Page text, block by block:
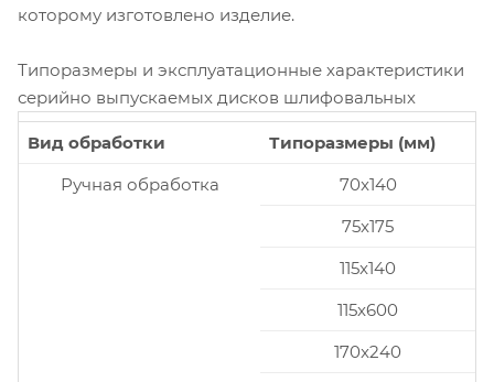
которому изготовлено изделие.
Типоразмеры и эксплуатационные характеристики
серийно выпускаемых дисков шлифовальных
Вид обработки
Типоразмеры (мм)
Ручная обработка
70x140
75x175
115x140
115x600
170x240